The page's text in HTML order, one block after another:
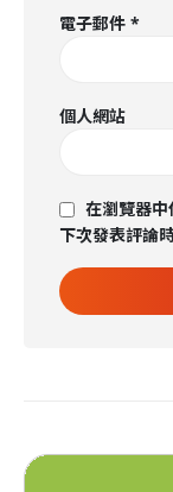
電子郵件 *
個人網站
在瀏覽器
下次發表評論